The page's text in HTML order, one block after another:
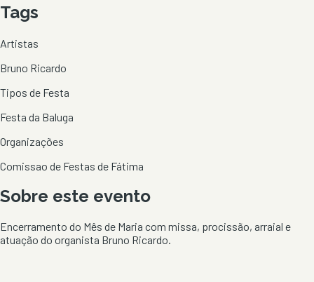
Tags
Artistas
Bruno Ricardo
Tipos de Festa
Festa da Baluga
Organizações
Comissao de Festas de Fátima
Sobre este evento
Encerramento do Mês de Maria com missa, procissão, arraial e
atuação do organista Bruno Ricardo.